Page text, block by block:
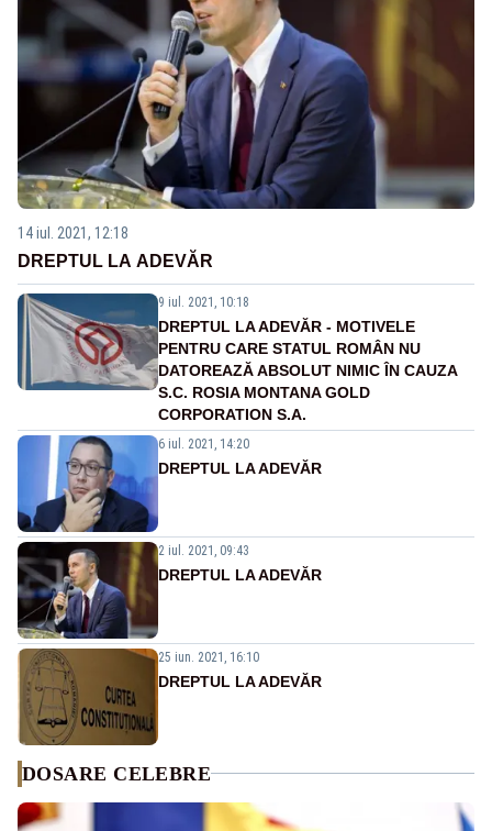
14 iul. 2021, 12:18
DREPTUL LA ADEVĂR
9 iul. 2021, 10:18
DREPTUL LA ADEVĂR - MOTIVELE
PENTRU CARE STATUL ROMÂN NU
DATOREAZĂ ABSOLUT NIMIC ÎN CAUZA
S.C. ROSIA MONTANA GOLD
CORPORATION S.A.
6 iul. 2021, 14:20
DREPTUL LA ADEVĂR
2 iul. 2021, 09:43
DREPTUL LA ADEVĂR
25 iun. 2021, 16:10
DREPTUL LA ADEVĂR
DOSARE CELEBRE